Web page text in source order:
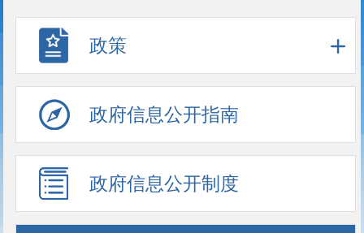
政策
政府信息公开指南
政府信息公开制度